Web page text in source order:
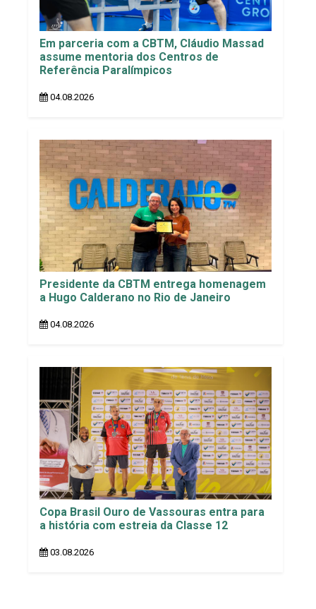
Em parceria com a CBTM, Cláudio Massad
assume mentoria dos Centros de
Referência Paralímpicos
04.08.2026
Presidente da CBTM entrega homenagem
a Hugo Calderano no Rio de Janeiro
04.08.2026
Copa Brasil Ouro de Vassouras entra para
a história com estreia da Classe 12
03.08.2026